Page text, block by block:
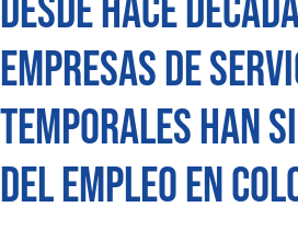
Desde hace
Empresas de
Temporales han
del empleo en